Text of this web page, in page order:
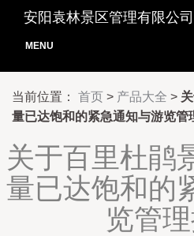
安阳袁林景区管理有限公司
MENU
当前位置： 首页 > 产品大全 >
量已达饱和的紧急通知与游览管
关于百里杜鹃
量已达饱和的
览管